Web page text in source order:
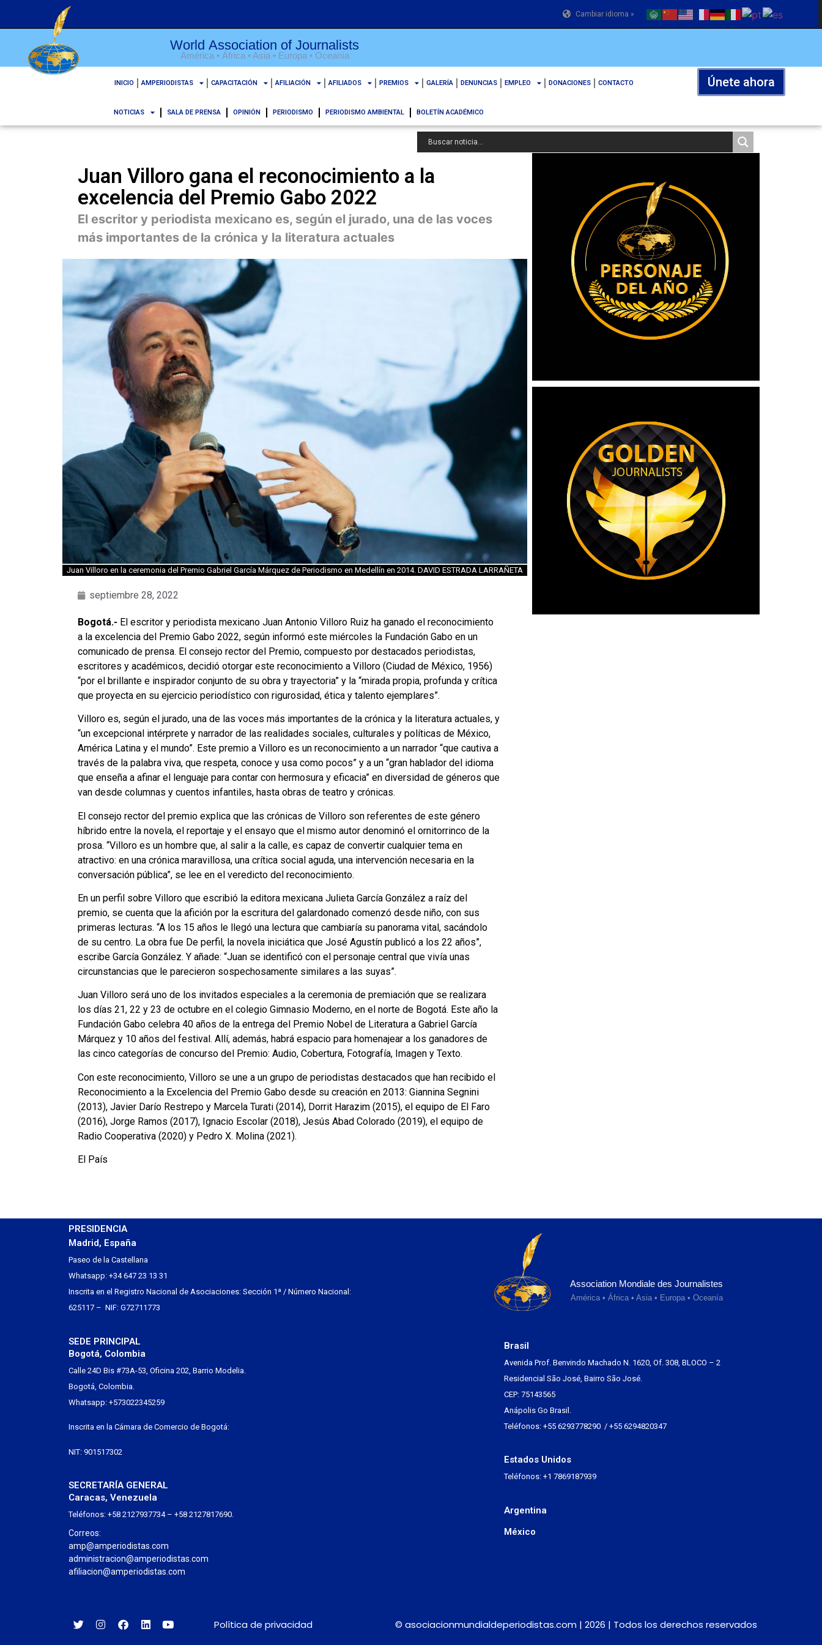
Cambiar idioma »
World Association of Journalists
América • África • Asia • Europa • Oceanía
INICIO AMPERIODISTAS CAPACITACIÓN AFILIACIÓN AFILIADOS PREMIOS GALERÍA DENUNCIAS EMPLEO DONACIONES CONTACTO Únete ahora
NOTICIAS SALA DE PRENSA OPINIÓN PERIODISMO PERIODISMO AMBIENTAL BOLETÍN ACADÉMICO
Juan Villoro gana el reconocimiento a la
excelencia del Premio Gabo 2022
El escritor y periodista mexicano es, según el jurado, una de las voces
más importantes de la crónica y la literatura actuales
Juan Villoro en la ceremonia del Premio Gabriel García Márquez de Periodismo en Medellín en 2014. DAVID ESTRADA LARRAÑETA
septiembre 28, 2022
Bogotá.- El escritor y periodista mexicano Juan Antonio Villoro Ruiz ha ganado el reconocimiento
a la excelencia del Premio Gabo 2022, según informó este miércoles la Fundación Gabo en un
comunicado de prensa. El consejo rector del Premio, compuesto por destacados periodistas,
escritores y académicos, decidió otorgar este reconocimiento a Villoro (Ciudad de México, 1956)
“por el brillante e inspirador conjunto de su obra y trayectoria” y la “mirada propia, profunda y crítica
que proyecta en su ejercicio periodístico con rigurosidad, ética y talento ejemplares”.
Villoro es, según el jurado, una de las voces más importantes de la crónica y la literatura actuales, y
“un excepcional intérprete y narrador de las realidades sociales, culturales y políticas de México,
América Latina y el mundo”. Este premio a Villoro es un reconocimiento a un narrador “que cautiva a
través de la palabra viva, que respeta, conoce y usa como pocos” y a un “gran hablador del idioma
que enseña a afinar el lenguaje para contar con hermosura y eficacia” en diversidad de géneros que
van desde columnas y cuentos infantiles, hasta obras de teatro y crónicas.
El consejo rector del premio explica que las crónicas de Villoro son referentes de este género
híbrido entre la novela, el reportaje y el ensayo que el mismo autor denominó el ornitorrinco de la
prosa. “Villoro es un hombre que, al salir a la calle, es capaz de convertir cualquier tema en
atractivo: en una crónica maravillosa, una crítica social aguda, una intervención necesaria en la
conversación pública”, se lee en el veredicto del reconocimiento.
En un perfil sobre Villoro que escribió la editora mexicana Julieta García González a raíz del
premio, se cuenta que la afición por la escritura del galardonado comenzó desde niño, con sus
primeras lecturas. “A los 15 años le llegó una lectura que cambiaría su panorama vital, sacándolo
de su centro. La obra fue De perfil, la novela iniciática que José Agustín publicó a los 22 años”,
escribe García González. Y añade: “Juan se identificó con el personaje central que vivía unas
circunstancias que le parecieron sospechosamente similares a las suyas”.
Juan Villoro será uno de los invitados especiales a la ceremonia de premiación que se realizara
los días 21, 22 y 23 de octubre en el colegio Gimnasio Moderno, en el norte de Bogotá. Este año la
Fundación Gabo celebra 40 años de la entrega del Premio Nobel de Literatura a Gabriel García
Márquez y 10 años del festival. Allí, además, habrá espacio para homenajear a los ganadores de
las cinco categorías de concurso del Premio: Audio, Cobertura, Fotografía, Imagen y Texto.
Con este reconocimiento, Villoro se une a un grupo de periodistas destacados que han recibido el
Reconocimiento a la Excelencia del Premio Gabo desde su creación en 2013: Giannina Segnini
(2013), Javier Darío Restrepo y Marcela Turati (2014), Dorrit Harazim (2015), el equipo de El Faro
(2016), Jorge Ramos (2017), Ignacio Escolar (2018), Jesús Abad Colorado (2019), el equipo de
Radio Cooperativa (2020) y Pedro X. Molina (2021).
El País
PRESIDENCIA
Madrid, España
Paseo de la Castellana
Whatsapp: +34 647 23 13 31
Inscrita en el Registro Nacional de Asociaciones: Sección 1ª / Número Nacional:
625117 – NIF: G72711773
SEDE PRINCIPAL
Bogotá, Colombia
Calle 24D Bis #73A-53, Oficina 202, Barrio Modelia.
Bogotá, Colombia.
Whatsapp: +573022345259
Inscrita en la Cámara de Comercio de Bogotá:
NIT: 901517302
SECRETARÍA GENERAL
Caracas, Venezuela
Teléfonos: +58 2127937734 – +58 2127817690.
Correos:
amp@amperiodistas.com
administracion@amperiodistas.com
afiliacion@amperiodistas.com
Association Mondiale des Journalistes
América • África • Asia • Europa • Oceanía
Brasil
Avenida Prof. Benvindo Machado N. 1620, Of. 308, BLOCO – 2
Residencial São José, Bairro São José.
CEP: 75143565
Anápolis Go Brasil.
Teléfonos: +55 6293778290 / +55 6294820347
Estados Unidos
Teléfonos: +1 7869187939
Argentina
México
Política de privacidad © asociacionmundialdeperiodistas.com | 2026 | Todos los derechos reservados